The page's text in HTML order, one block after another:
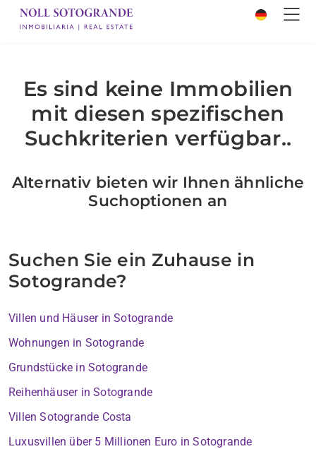
Es sind keine Immobilien
mit diesen spezifischen
Suchkriterien verfügbar..
Alternativ bieten wir Ihnen ähnliche
Suchoptionen an
Suchen Sie ein Zuhause in
Sotogrande?
Villen und Häuser in Sotogrande
Wohnungen in Sotogrande
Grundstücke in Sotogrande
Reihenhäuser in Sotogrande
Villen Sotogrande Costa
Luxusvillen über 5 Millionen Euro in Sotogrande